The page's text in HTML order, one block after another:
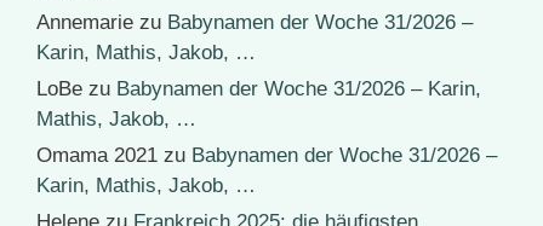
Annemarie zu Babynamen der Woche 31/2026 –
Karin, Mathis, Jakob, …
LoBe zu Babynamen der Woche 31/2026 – Karin,
Mathis, Jakob, …
Omama 2021 zu Babynamen der Woche 31/2026 –
Karin, Mathis, Jakob, …